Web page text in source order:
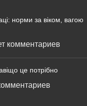
норми за віком, вагою
комментариев
це потрібно